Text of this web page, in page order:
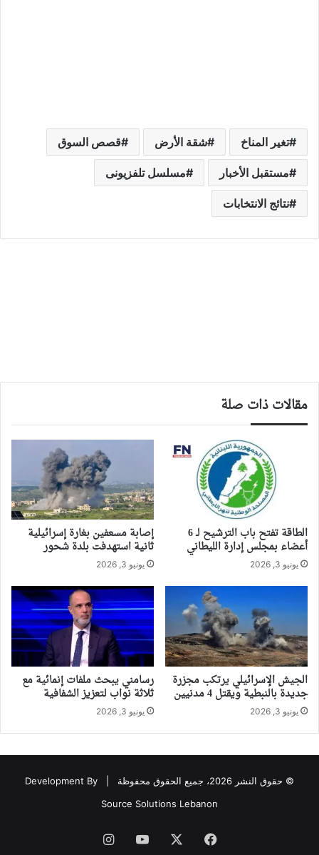
تغير المناخ شقة الأرض قصص السوق
مستقبل الأخبار مسلسل تلفزيونى
نتائج الانتخابات
مقالات ذات صلة
الطاقة تفتح باب الترشيح لـ 6
أعضاء بمجلس إدارة الليطاني
يونيو 3, 2026
إصابة مسعفين بغارة إسرائيلية
ثانية استهدفت بلدة شحور
يونيو 3, 2026
الجيش الإسرائيلي يرتكب مجزرة
جديدة بالنبطية ويقتل 4 مدنيين
يونيو 3, 2026
رسامني يبحث ملفات إنمائية مع
ثلاثة نواب لتعزيز الشفافية
يونيو 3, 2026
© حقوق النشر 2026، جميع الحقوق محفوظة |
Development By
Source Solutions Lebanon
فيسبوك ‫YouTubeانستقرام